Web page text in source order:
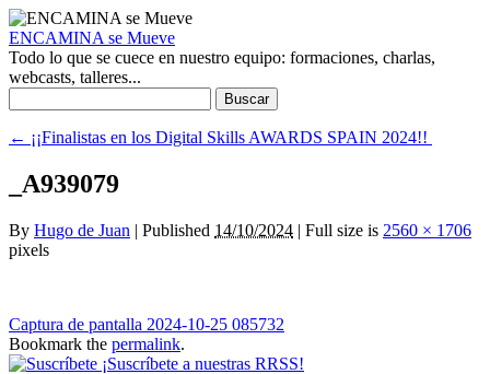
ENCAMINA se Mueve
Todo lo que se cuece en nuestro equipo: formaciones, charlas,
webcasts, talleres...
← ¡¡Finalistas en los Digital Skills AWARDS SPAIN 2024!!
_A939079
By Hugo de Juan | Published 14/10/2024 | Full size is 2560 × 1706
pixels
Captura de pantalla 2024-10-25 085732
Bookmark the permalink.
¡Suscríbete a nuestras RRSS!